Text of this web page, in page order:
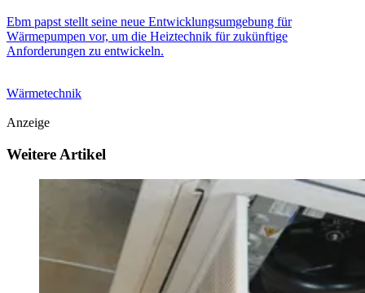
Ebm papst stellt seine neue Entwicklungsumgebung für
Wärmepumpen vor, um die Heiztechnik für zukünftige
Anforderungen zu entwickeln.
Wärmetechnik
Anzeige
Weitere Artikel